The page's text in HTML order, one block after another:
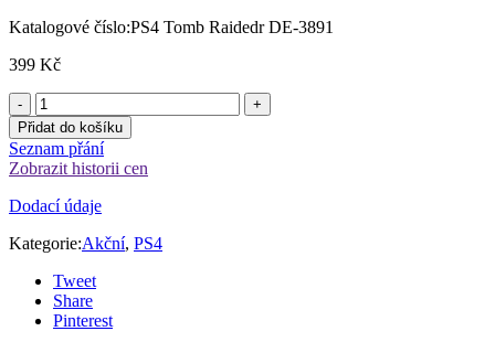
Katalogové číslo:PS4 Tomb Raidedr DE-3891
399 Kč
Přidat do košíku
Seznam přání
Zobrazit historii cen
Dodací údaje
Kategorie:Akční, PS4
Tweet
Share
Pinterest